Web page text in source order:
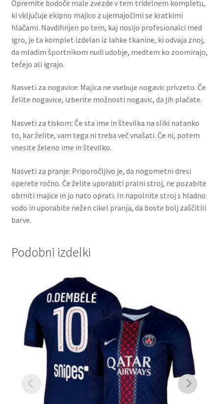
Opremite bodoče male zvezde v tem tridelnem kompletu,
ki vključuje ekipno majico z ujemajočimi se kratkimi
hlačami. Navdihnjen po tem, kaj nosijo profesionalci med
igro, je ta komplet izdelan iz lahke tkanine, ki odvaja znoj,
da mladim športnikom nudi udobje, medtem ko zoomirajo,
tečejo ali igrajo.
Nasveti za nogavice: Majica ne vsebuje nogavic privzeto. Če
želite nogavice, izberite možnosti nogavic, da jih plačate.
Nasveti za tiskom: Če sta ime in številka na sliki natanko
to, kar želite, vam tega ni treba več vnašati. Če ni, potem
vnesite želeno ime in številko.
Nasveti za pranje: Priporočljivo je, da nogometni dresi
operete ročno. Če želite uporabiti pralni stroj, ne pozabite
obrniti majice in jo nato oprati. In napolnite stroj s hladno
vodo in uporabite nežen cikel pranja, da boste bolj zaščitili
barve.
Podobni izdelki